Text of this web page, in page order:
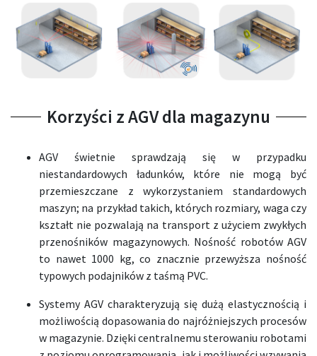
Korzyści z AGV dla magazynu
AGV świetnie sprawdzają się w przypadku
niestandardowych ładunków, które nie mogą być
przemieszczane z wykorzystaniem standardowych
maszyn; na przykład takich, których rozmiary, waga czy
kształt nie pozwalają na transport z użyciem zwykłych
przenośników magazynowych. Nośność robotów AGV
to nawet 1000 kg, co znacznie przewyższa nośność
typowych podajników z taśmą PVC.
Systemy AGV charakteryzują się dużą elastycznością i
możliwością dopasowania do najróżniejszych procesów
w magazynie. Dzięki centralnemu sterowaniu robotami